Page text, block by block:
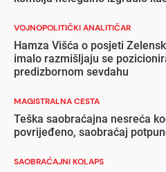
VOJNOPOLITIČKI ANALITIČAR
Hamza Višća o posjeti
imalo razmišljaju se
predizbornom sevdahu
MAGISTRALNA CESTA
Teška saobraćajna nesreća
povrijeđeno, saobraćaj
SAOBRAĆAJNI KOLAPS